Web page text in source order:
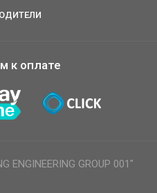
к оплате
GROUP 001"